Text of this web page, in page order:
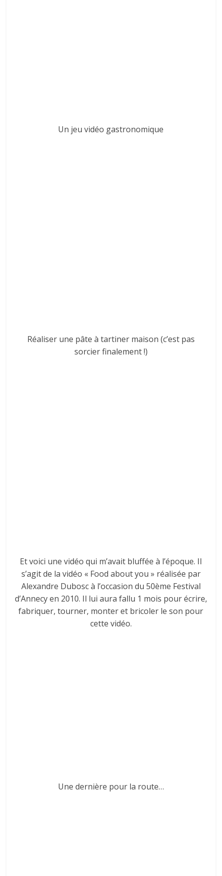
Un jeu vidéo gastronomique
Réaliser une pâte à tartiner maison (c’est pas
sorcier finalement !)
Et voici une vidéo qui m’avait bluffée à l’époque. Il
s’agit de la vidéo « Food about you » réalisée par
Alexandre Dubosc à l’occasion du 50ème Festival
d’Annecy en 2010. Il lui aura fallu 1 mois pour écrire,
fabriquer, tourner, monter et bricoler le son pour
cette vidéo.
Une dernière pour la route…